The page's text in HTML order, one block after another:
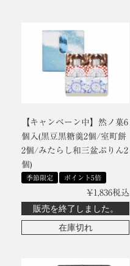
【キャンペーン中】然ノ菓6
個入(黒豆黒糖羹2個/室町餅
2個/みたらし和三盆ぷりん2
個)
季節限定 ポイント5倍
¥1,836税込
販売を終了しました。
在庫切れ